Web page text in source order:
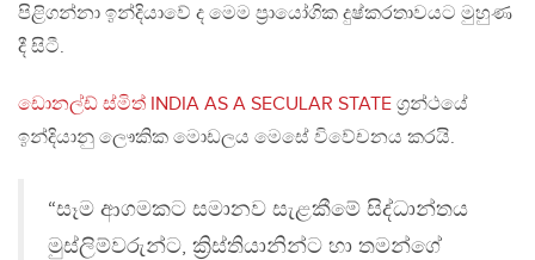
පිළිගන්නා ඉන්දියාවේ ද මෙම ප්‍රායෝගික දුෂ්කරතාවයට මුහුණ
දී සිටී.
ඩොනල්ඩ් ස්මිත් INDIA AS A SECULAR STATE ග්‍රන්ථයේ
ඉන්දියානු ලෞකික මොඩලය මෙසේ විවේචනය කරයි.
“සෑම ආගමකට සමානව සැළකීමේ සිද්ධාන්තය
මුස්ලිම්වරුන්ට, ක්‍රිස්තියානින්ට හා තමන්ගේ